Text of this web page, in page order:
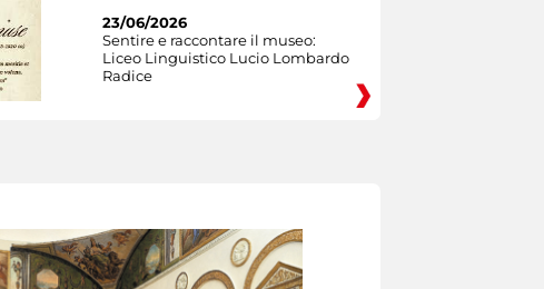
23/06/2026
Sentire e raccontare il museo:
Liceo Linguistico Lucio Lombardo
Radice